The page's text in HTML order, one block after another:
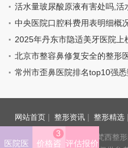
市去疤液具体费用是多少钱
活水量玻尿酸原液有害处吗,活
中央医院口腔科费用表明细概
2025年丹东市隐适美牙医院上
适美牙口腔医院
北京市整容鼻修复安全的整形
机构技术点评_附价格一览表)
常州市歪鼻医院排名top10强
网站首页 整形资讯 整形精选
https://www.fnxzyy.com/ 梵西整
医院医 价格咨
3
评估报价